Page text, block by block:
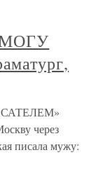
через
писала мужу: